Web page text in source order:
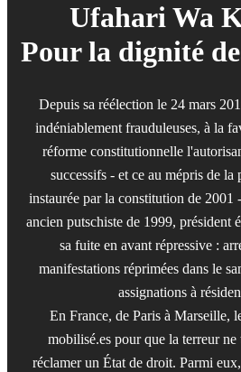
Ufahari Wa
Pour la dignité
Depuis sa réélection le 24 mars
indéniablement frauduleuses, à la
réforme constitutionnelle
successifs - et ce au mépris de la
instaurée par la constitution de
ancien putschiste de 1999, président
sa fuite en avant répressive :
manifestations réprimées dans le
assignations à
En France, de Paris à Marseille,
mobilisé.es pour que la terreur
réclamer un État de droit. Parmi